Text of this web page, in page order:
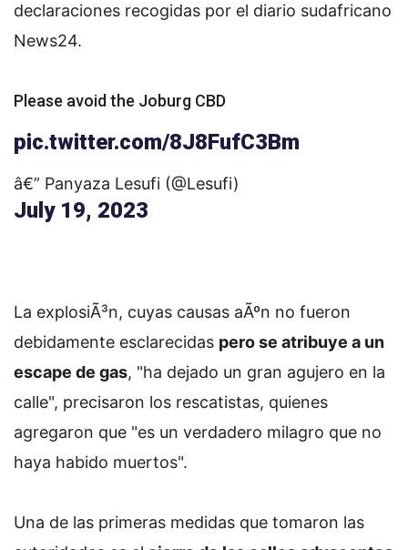
declaraciones recogidas por el diario sudafricano
News24.
Please avoid the Joburg CBD
pic.twitter.com/8J8FufC3Bm
â€” Panyaza Lesufi (@Lesufi)
July 19, 2023
La explosiÃ³n, cuyas causas aÃºn no fueron
debidamente esclarecidas pero se atribuye a un
escape de gas, "ha dejado un gran agujero en la
calle", precisaron los rescatistas, quienes
agregaron que "es un verdadero milagro que no
haya habido muertos".
Una de las primeras medidas que tomaron las